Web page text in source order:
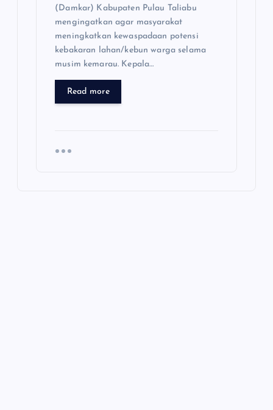
(Damkar) Kabupaten Pulau Taliabu
mengingatkan agar masyarakat
meningkatkan kewaspadaan potensi
kebakaran lahan/kebun warga selama
musim kemarau. Kepala…
Read more